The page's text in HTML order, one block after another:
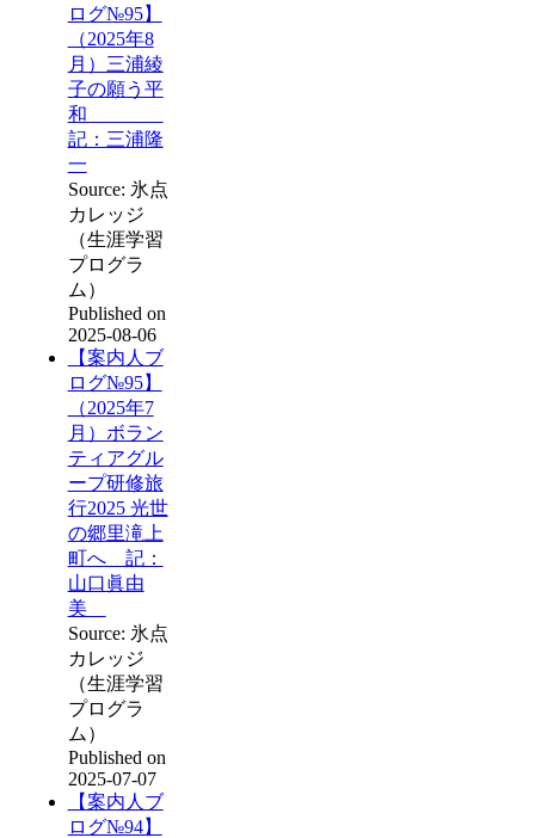
ログ№95】
（2025年8
月）三浦綾
子の願う平
和
記：三浦隆
一
Source: 氷点
カレッジ
（生涯学習
プログラ
ム）
Published on
2025-08-06
【案内人ブ
ログ№95】
（2025年7
月）ボラン
ティアグル
ープ研修旅
行2025 光世
の郷里滝上
町へ 記：
山口眞由
美
Source: 氷点
カレッジ
（生涯学習
プログラ
ム）
Published on
2025-07-07
【案内人ブ
ログ№94】